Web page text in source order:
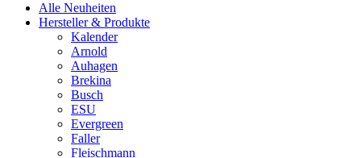
Alle Neuheiten
Hersteller & Produkte
Kalender
Arnold
Auhagen
Brekina
Busch
ESU
Evergreen
Faller
Fleischmann